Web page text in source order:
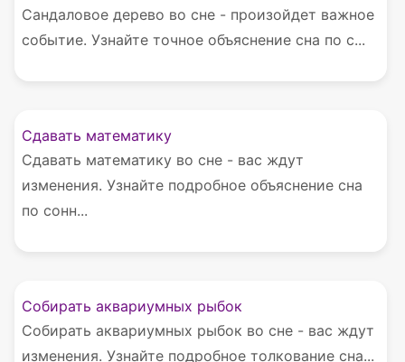
Сандаловое дерево во сне - произойдет важное
событие. Узнайте точное объяснение сна по с...
Сдавать математику
Сдавать математику во сне - вас ждут
изменения. Узнайте подробное объяснение сна
по сонн...
Собирать аквариумных рыбок
Собирать аквариумных рыбок во сне - вас ждут
изменения. Узнайте подробное толкование сна...